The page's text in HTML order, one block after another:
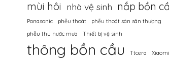
mùi hôi nhà vệ sinh nắp bồn
Panasonic phễu thoát
phễu thoát sàn sân thượng
phễu thu nước mưa
Thiết bị vệ sinh
thông bồn cầu Ttcera Xiaomi